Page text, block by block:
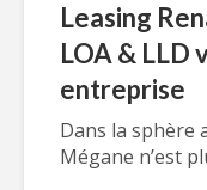
Leasing
LOA & LLD
entreprise
Dans la sphère
Mégane n’est